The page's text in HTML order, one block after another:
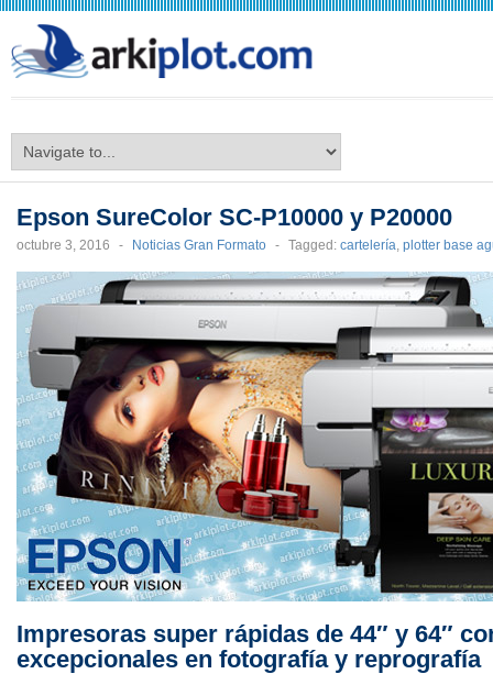
Epson SureColor SC-P10000 y P20000
octubre 3, 2016 - Noticias Gran Formato - Tagged: cartelería, plotter base
Impresoras super rápidas de 44″ y 64″
excepcionales en fotografía y reprografía